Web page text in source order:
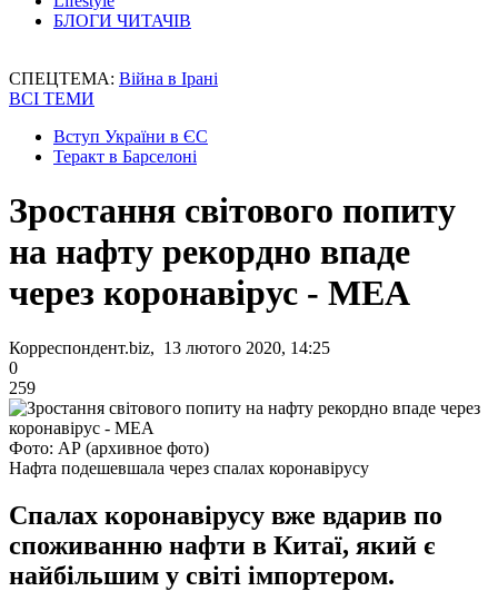
БЛОГИ ЧИТАЧІВ
СПЕЦТЕМА: Війна в Ірані
ВСІ ТЕМИ
Вступ України в ЄС
Теракт в Барселоні
Зростання світового попиту
на нафту рекордно впаде
через коронавірус - МЕА
Корреспондент.biz, 13 лютого 2020, 14:25
0
259
Фото: АР (архивное фото)
Нафта подешевшала через спалах коронавірусу
Спалах коронавірусу вже вдарив по
споживанню нафти в Китаї, який є
найбільшим у світі імпортером.